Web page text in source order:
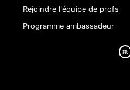
Rejoindre l'équipe de profs
Programme ambassadeur